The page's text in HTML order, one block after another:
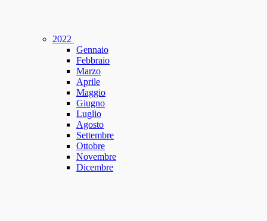
2022
Gennaio
Febbraio
Marzo
Aprile
Maggio
Giugno
Luglio
Agosto
Settembre
Ottobre
Novembre
Dicembre